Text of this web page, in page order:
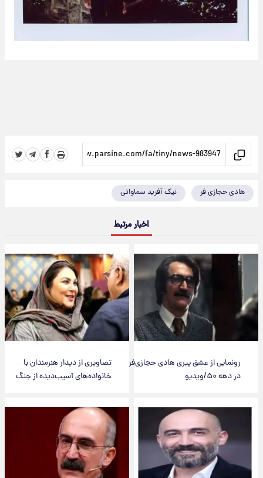
هادی حجازی فر نیک آفرید سماواتی
اخبار مرتبط
رونمایی از عشق پیری هادی حجازی‌فر
در دهه ۵۰/ویدیو
تصاویری از دیدار هنرمندان با
خانواده‌های آسیب‌دیده از جنگ